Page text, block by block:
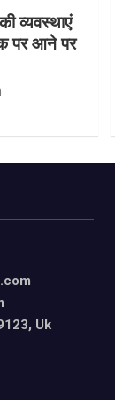
व्यवस्थाएं
पर आने पर
.com
Uk